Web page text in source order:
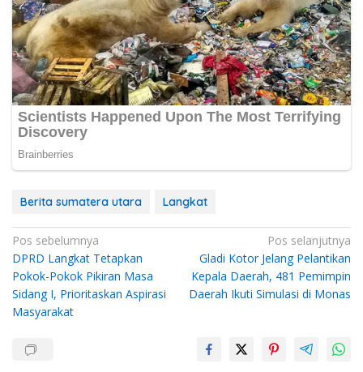
Berita sumatera utara Langkat
Navigasi
pos
Pos sebelumnya
DPRD Langkat Tetapkan
Pokok-Pokok Pikiran Masa
Sidang I, Prioritaskan Aspirasi
Masyarakat
Pos selanjutnya
Gladi Kotor Jelang Pelantikan
Kepala Daerah, 481 Pemimpin
Daerah Ikuti Simulasi di Monas